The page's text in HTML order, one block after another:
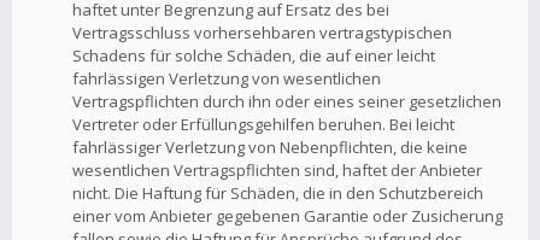
haftet unter Begrenzung auf Ersatz des bei
Vertragsschluss vorhersehbaren vertragstypischen
Schadens für solche Schäden, die auf einer leicht
fahrlässigen Verletzung von wesentlichen
Vertragspflichten durch ihn oder eines seiner gesetzlichen
Vertreter oder Erfüllungsgehilfen beruhen. Bei leicht
fahrlässiger Verletzung von Nebenpflichten, die keine
wesentlichen Vertragspflichten sind, haftet der Anbieter
nicht. Die Haftung für Schäden, die in den Schutzbereich
einer vom Anbieter gegebenen Garantie oder Zusicherung